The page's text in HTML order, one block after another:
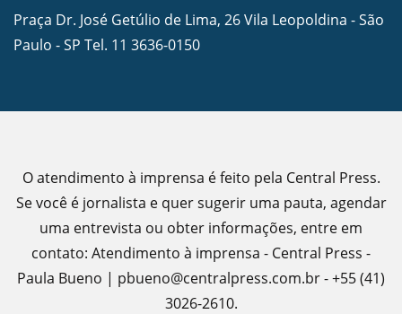
Praça Dr. José Getúlio de Lima, 26 Vila Leopoldina - São
Paulo - SP Tel. 11 3636-0150
O atendimento à imprensa é feito pela Central Press.
Se você é jornalista e quer sugerir uma pauta, agendar
uma entrevista ou obter informações, entre em
contato: Atendimento à imprensa - Central Press -
Paula Bueno | pbueno@centralpress.com.br - +55 (41)
3026-2610.